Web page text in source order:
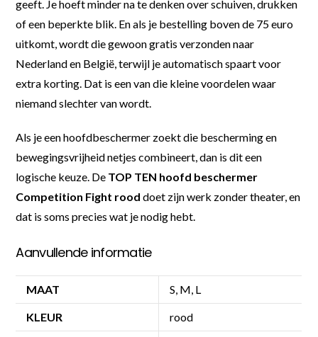
geeft. Je hoeft minder na te denken over schuiven, drukken
of een beperkte blik. En als je bestelling boven de 75 euro
uitkomt, wordt die gewoon gratis verzonden naar
Nederland en België, terwijl je automatisch spaart voor
extra korting. Dat is een van die kleine voordelen waar
niemand slechter van wordt.
Als je een hoofdbeschermer zoekt die bescherming en
bewegingsvrijheid netjes combineert, dan is dit een
logische keuze. De TOP TEN hoofd beschermer
Competition Fight rood doet zijn werk zonder theater, en
dat is soms precies wat je nodig hebt.
Aanvullende informatie
MAAT S, M, L
KLEUR rood